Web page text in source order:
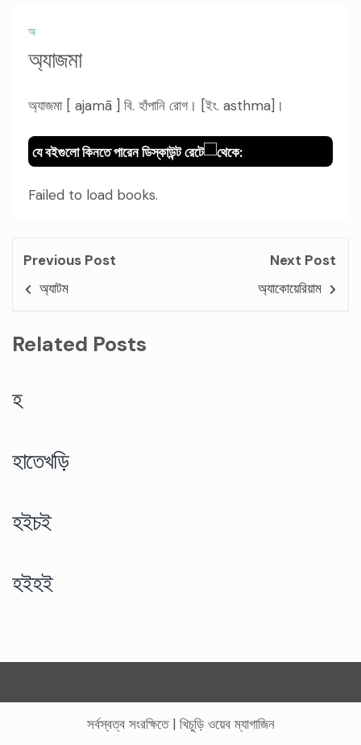
অ
অ্যাজমা
অ্যাজমা [ ajamā ] বি. হাঁপানি রোগ। [ইং. asthma]।
যে বইগুলো কিনতে পারেন ডিস্কাউন্ট রেটে থেকে:
Failed to load books.
Previous Post
অ্যাটম
Next Post
অ্যাকোয়েরিয়াম
Related Posts
হ
হাতেখড়ি
হইচই
হইহই
সর্বস্বত্ব সংরক্ষিতে | খিচুড়ি ওয়েব ম্যাগাজিন